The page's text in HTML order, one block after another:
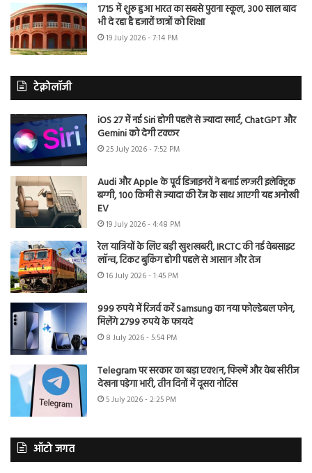
1715 में शुरू हुआ भारत का सबसे पुराना स्कूल, 300 साल बाद
भी दे रहा है हजारों छात्रों को शिक्षा
19 July 2026 - 7:14 PM
टेक्नोलॉजी
iOS 27 में नई Siri होगी पहले से ज्यादा स्मार्ट, ChatGPT और
Gemini को देगी टक्कर
25 July 2026 - 7:52 PM
Audi और Apple के पूर्व डिजाइनरों ने बनाई लग्जरी इलेक्ट्रिक
बग्गी, 100 किमी से ज्यादा की रेंज के साथ आएगी यह अनोखी
EV
19 July 2026 - 4:48 PM
रेल यात्रियों के लिए बड़ी खुशखबरी, IRCTC की नई वेबसाइट
लॉन्च, टिकट बुकिंग होगी पहले से आसान और तेज
16 July 2026 - 1:45 PM
999 रुपये में रिजर्व करें Samsung का नया फोल्डेबल फोन,
मिलेंगे 2799 रुपये के फायदे
8 July 2026 - 5:54 PM
Telegram पर सरकार का बड़ा एक्शन, फिल्में और वेब सीरीज
देखना पड़ेगा भारी, तीन दिनों में दूसरा नोटिस
5 July 2026 - 2:25 PM
ऑटो जगत